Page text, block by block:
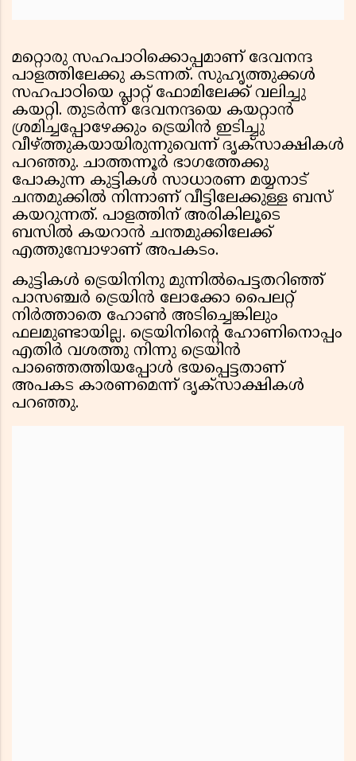
മറ്റൊരു സഹപാഠിക്കൊപ്പമാണ് ദേവനന്ദ
പാളത്തിലേക്കു കടന്നത്. സുഹൃത്തുക്കള്‍
സഹപാഠിയെ പ്ലാറ്റ് ഫോമിലേക്ക് വലിച്ചു
കയറ്റി. തുടര്‍ന്ന് ദേവനന്ദയെ കയറ്റാന്‍
ശ്രമിച്ചപ്പോഴേക്കും ട്രെയിന്‍ ഇടിച്ചു
വീഴ്ത്തുകയായിരുന്നുവെന്ന് ദൃക്‌സാക്ഷികള്‍
പറഞ്ഞു. ചാത്തന്നൂര്‍ ഭാഗത്തേക്കു
പോകുന്ന കുട്ടികള്‍ സാധാരണ മയ്യനാട്
ചന്തമുക്കില്‍ നിന്നാണ് വീട്ടിലേക്കുള്ള ബസ്
കയറുന്നത്. പാളത്തിന് അരികിലൂടെ
ബസില്‍ കയറാന്‍ ചന്തമുക്കിലേക്ക്
എത്തുമ്പോഴാണ് അപകടം.
കുട്ടികള്‍ ട്രെയിനിനു മുന്നില്‍പെട്ടതറിഞ്ഞ്
പാസഞ്ചര്‍ ട്രെയിന്‍ ലോക്കോ പൈലറ്റ്
നിര്‍ത്താതെ ഹോണ്‍ അടിച്ചെങ്കിലും
ഫലമുണ്ടായില്ല. ട്രെയിനിന്റെ ഹോണിനൊപ്പം
എതിര്‍ വശത്തു നിന്നു ട്രെയിന്‍
പാഞ്ഞെത്തിയപ്പോള്‍ ഭയപ്പെട്ടതാണ്
അപകട കാരണമെന്ന് ദൃക്‌സാക്ഷികള്‍
പറഞ്ഞു.